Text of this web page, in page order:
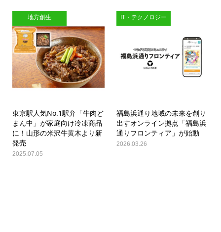
地方創生
東京駅人気No.1駅弁「牛肉ど
まん中」が家庭向け冷凍商品
に！山形の米沢牛黄木より新
発売
2025.07.05
IT・テクノロジー
福島浜通り地域の未来を創り
出すオンライン拠点「福島浜
通りフロンティア」が始動
2026.03.26